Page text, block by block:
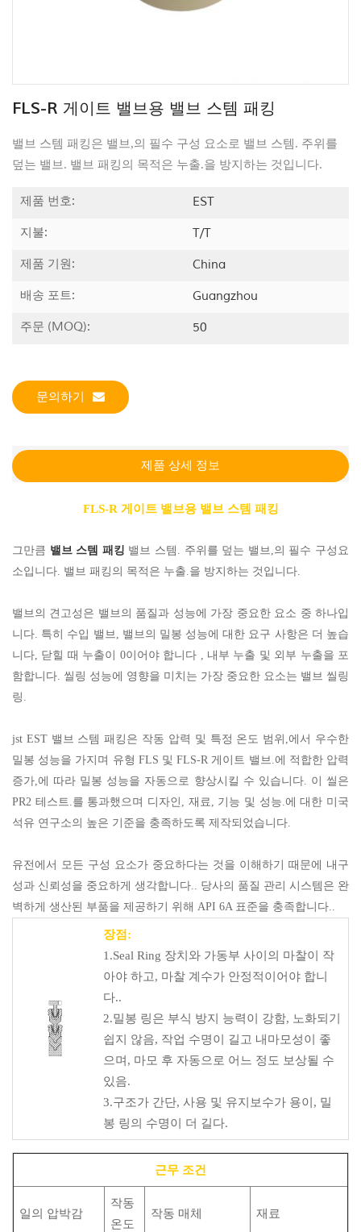
FLS-R 게이트 밸브용 밸브 스템 패킹
밸브 스템 패킹은 밸브,의 필수 구성 요소로 밸브 스템. 주위를
덮는 밸브. 밸브 패킹의 목적은 누출.을 방지하는 것입니다.
제품 번호:
EST
지불:
T/T
제품 기원:
China
배송 포트:
Guangzhou
주문 (MOQ):
50
문의하기
제품 상세 정보
FLS-R 게이트 밸브용 밸브 스템 패킹
그만큼 밸브 스템 패킹 밸브 스템. 주위를 덮는 밸브,의 필수 구성요
소입니다. 밸브 패킹의 목적은 누출.을 방지하는 것입니다.
밸브의 견고성은 밸브의 품질과 성능에 가장 중요한 요소 중 하나입
니다. 특히 수입 밸브, 밸브의 밀봉 성능에 대한 요구 사항은 더 높습
니다, 닫힐 때 누출이 0이어야 합니다 , 내부 누출 및 외부 누출을 포
함합니다. 씰링 성능에 영향을 미치는 가장 중요한 요소는 밸브 씰링
링.
jst EST 밸브 스템 패킹은 작동 압력 및 특정 온도 범위,에서 우수한
밀봉 성능을 가지며 유형 FLS 및 FLS-R 게이트 밸브.에 적합한 압력
증가,에 따라 밀봉 성능을 자동으로 향상시킬 수 있습니다. 이 씰은
PR2 테스트.를 통과했으며 디자인, 재료, 기능 및 성능.에 대한 미국
석유 연구소의 높은 기준을 충족하도록 제작되었습니다.
유전에서 모든 구성 요소가 중요하다는 것을 이해하기 때문에 내구
성과 신뢰성을 중요하게 생각합니다.. 당사의 품질 관리 시스템은 완
벽하게 생산된 부품을 제공하기 위해 API 6A 표준을 충족합니다..
장점:
1.Seal Ring 장치와 가동부 사이의 마찰이 작
아야 하고, 마찰 계수가 안정적이어야 합니
다..
2.밀봉 링은 부식 방지 능력이 강함, 노화되기
쉽지 않음, 작업 수명이 길고 내마모성이 좋
으며, 마모 후 자동으로 어느 정도 보상될 수
있음.
3.구조가 간단, 사용 및 유지보수가 용이, 밀
봉 링의 수명이 더 길다.
근무 조건
일의 압박감
작동
온도
작동 매체 재료